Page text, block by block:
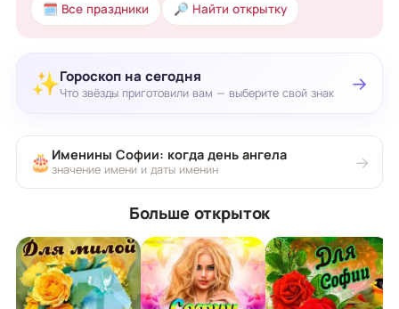
🗓 Все праздники 🔎 Найти открытку
✨Гороскоп на сегодня
Что звёзды приготовили вам — выберите свой знак →
🎂 Именины Софии: когда день ангела
значение имени и даты именин →
Больше открыток